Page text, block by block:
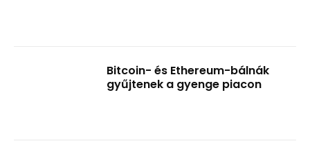
Bitcoin- és Ethereum-bálnák
gyűjtenek a gyenge piacon